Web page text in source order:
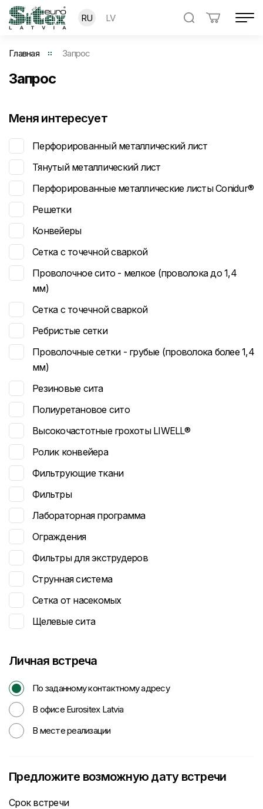
RU LV
Главная Запрос
Запрос
Меня интересует
Перфорированный металлический лист
Тянутый металлический лист
Перфорированные металлические листы Conidur®
Решетки
Конвейеры
Сетка с точечной сваркой
Проволочное сито - мелкое (проволока до 1,4
мм)
Сетка с точечной сваркой
Ребристые сетки
Проволочные сетки - грубые (проволока более 1,4
мм)
Резиновые сита
Полиуретановое сито
Высокочастотные грохоты LIWELL®
Ролик конвейера
Фильтрующие ткани
Фильтры
Лабораторная программа
Ограждения
Фильтры для экструдеров
Струнная система
Сетка от насекомых
Щелевые сита
Личная встреча
По заданному контактному адресу
В офисе Eurositex Latvia
В месте реализации
Предложите возможную дату встречи
Срок встречи